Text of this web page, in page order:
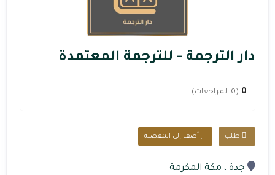
دار الترجمة - للترجمة المعتمدة
0 (0 المراجعات)
طلب أضف إلى المفضلة
جدة ، مكة المكرمة